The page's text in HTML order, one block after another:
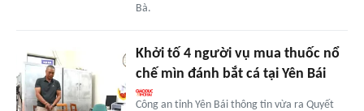
Bà.
Khởi tố 4 người vụ mua thuốc nổ
chế mìn đánh bắt cá tại Yên Bái
Công an tỉnh Yên Bái thông tin vừa ra Quyết